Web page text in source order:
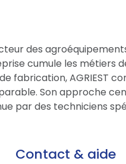
des
cumule les métiers
fabrication, AGRIEST
Son approche
par des techniciens
Contact & aide